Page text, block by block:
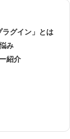
グイン」とは
み
紹介